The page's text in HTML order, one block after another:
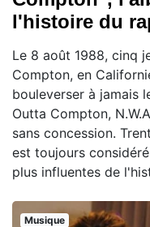
l'histoire du
Le 8 août 1988, cinq
Compton, en
bouleverser à jamais
Outta Compton,
sans concession.
est toujours
plus influentes de
Musique